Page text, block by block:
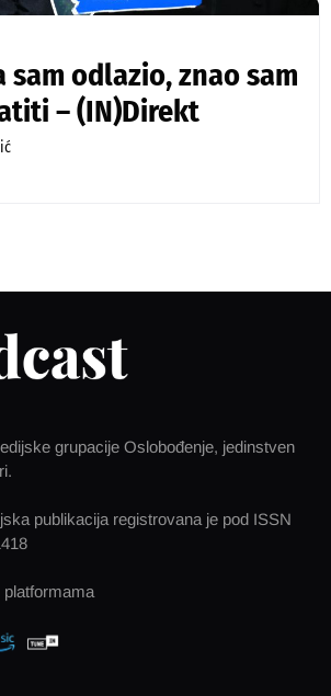
sam odlazio, znao sam
– (IN)Direkt
grupacije Oslobođenje, jedinstven
publikacija registrovana je pod ISSN